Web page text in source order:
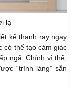
lạ
kế thanh ray ngay
có thể tạo cảm giác
ngã. Chính vì thế,
“trình làng” sẵn